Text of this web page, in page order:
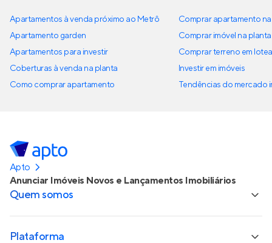
Apartamentos à venda próximo ao Metrô
Apartamento garden
Apartamentos para investir
Coberturas à venda na planta
Como comprar apartamento
Comprar apartamento
Comprar imóvel na planta
Comprar terreno em
Investir em imóveis
Tendências do mercado
Apto
Anunciar Imóveis Novos e Lançamentos Imobiliários
Quem somos
Plataforma